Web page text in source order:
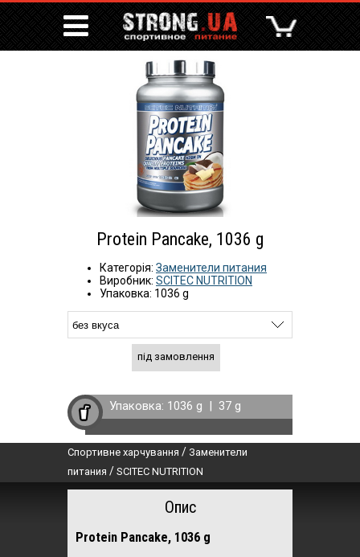
Protein Pancake, 1036 g
Категорія: Заменители питания
Виробник: SCITEC NUTRITION
Упаковка: 1036 g
під замовлення
Упаковка: 1036 g | 37 g
Спортивне харчування / Заменители
питания / SCITEC NUTRITION
Опис
Protein Pancake, 1036 g